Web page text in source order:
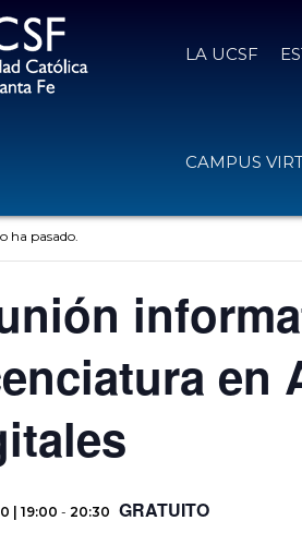
LA UCSF
CAMPUS
ha pasado.
en
| 19:00 - 20:30 GRATUITO